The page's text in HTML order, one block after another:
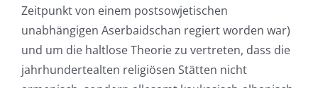
Zeitpunkt von einem postsowjetischen
unabhängigen Aserbaidschan regiert worden war)
und um die haltlose Theorie zu vertreten, dass die
jahrhundertealten religiösen Stätten nicht